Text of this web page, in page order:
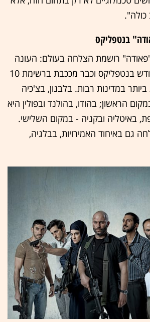
בנטפליקס
רושמת הצלחה בעולם: העונה
הרביעית עלתה החודש בנטפליקס וכבר מככבת ברשימת 10
במדינות רבות. בלבנון, בצ'כיה
הראשון; בהודו, בהולנד ובפולין היא
באיטליה ובקניה - במקום השלישי.
גם באיחוד האמירויות, בבלגיה,